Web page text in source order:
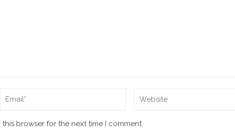
browser for the next time I comment.